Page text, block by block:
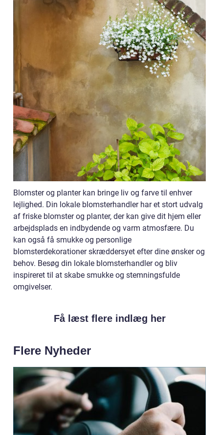
Blomster og planter kan bringe liv og farve til enhver
lejlighed. Din lokale blomsterhandler har et stort udvalg
af friske blomster og planter, der kan give dit hjem eller
arbejdsplads en indbydende og varm atmosfære. Du
kan også få smukke og personlige
blomsterdekorationer skræddersyet efter dine ønsker og
behov. Besøg din lokale blomsterhandler og bliv
inspireret til at skabe smukke og stemningsfulde
omgivelser.
Få læst flere indlæg her
Flere Nyheder